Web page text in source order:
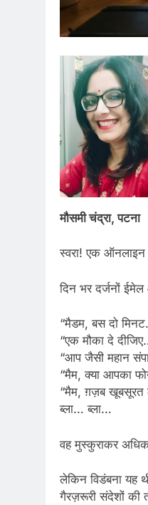
मौसमी चंद्रा, पटना
स्वरा! एक ऑनलाइन
दिन भर दर्जनों
“मैडम, बस दो
“एक मौका दे
“आप जैसी महान
“मैम, क्या आपका
“मैम, ग़ज़ब खूबसूरत
ब्ला… ब्ला…
वह मुस्कुराकर
लेकिन विडंबना यह
गैरज़रूरी संदेशों की